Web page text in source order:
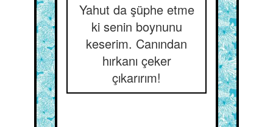
Yahut da şüphe etme
ki senin boynunu
keserim. Canından
hırkanı çeker
çıkarırım!